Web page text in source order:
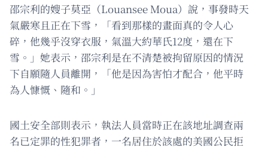
邵宗利的嫂子莫亞（Louansee Moua）說，事發時天
氣嚴寒且正在下雪，「看到那樣的畫面真的令人心
碎，他幾乎沒穿衣服，氣溫大約華氏12度，還在下
雪。」她表示，邵宗利是在不清楚被拘留原因的情況
下自願隨人員離開，「他是因為害怕才配合，他平時
為人慷慨、隨和。」
國土安全部則表示，執法人員當時正在該地址調查兩
名已定罪的性犯罪者，一名居住於該處的美國公民拒